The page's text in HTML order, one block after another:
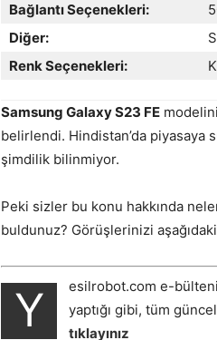
Bağlantı Seçenekleri:
Diğer:
Renk Seçenekleri:
Samsung Galaxy S23 FE
belirlendi. Hindistan’da piyasaya
şimdilik bilinmiyor.
Peki sizler bu konu hakkında
buldunuz? Görüşlerinizi
Y
esilrobot.com e-
yaptığı gibi, tüm
tıklayınız